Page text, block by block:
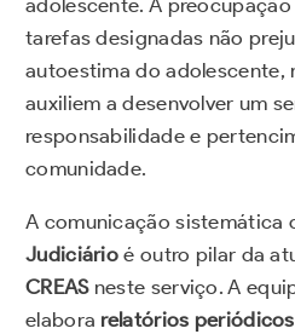
adolescente. A preocupação
tarefas designadas não
autoestima do adolescente,
auxiliem a desenvolver um
responsabilidade e
comunidade.
A comunicação sistemática
Judiciário é outro pilar da
CREASneste serviço. A
elabora relatórios periódicos